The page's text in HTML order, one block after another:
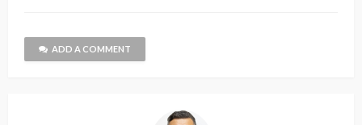
ADD A COMMENT